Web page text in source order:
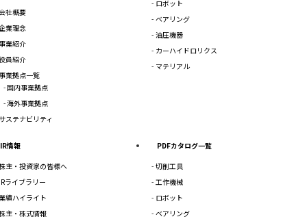
社概要
業理念
業紹介
員紹介
業拠点一覧
国内事業拠点
海外事業拠点
ステナビリティ
ロボット
ベアリング
油圧機器
カーハイドロリクス
マテリアル
IR情報
主・投資家の皆様へ
ライブラリー
績ハイライト
主・株式情報
PDFカタログ一覧
切削工具
工作機械
ロボット
ベアリング